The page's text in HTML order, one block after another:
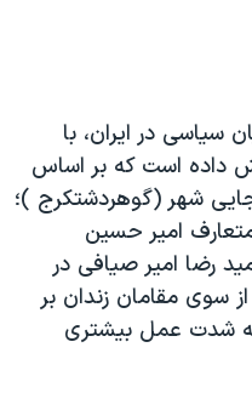
سیاسی در ایران، با
داده است که بر اساس
شهر (گوهردشتکرج )؛
امیر حسین
رضا امیر صیافی در
سوی مقامان زندان بر
شدت عمل بیشتری